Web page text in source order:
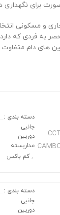
برای نگهداری
و مسکونی
به فردی که
های دام
دسته بندی :
جانبی
دوربین
مداربسته
, کم باکس
دسته بندی :
جانبی
دوربین